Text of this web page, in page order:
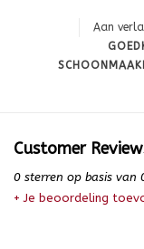
Aan
Customer
0 sterren op basis van
+ Je beoordeling